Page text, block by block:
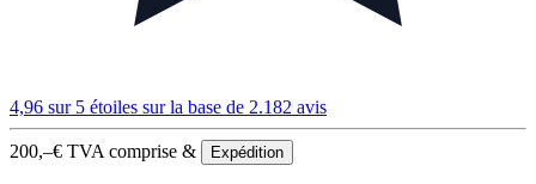
4,96 sur 5 étoiles sur la base de 2.182 avis
200,–€ TVA comprise & Expédition